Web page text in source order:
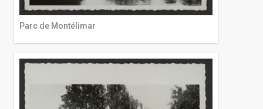
Parc de Montélimar